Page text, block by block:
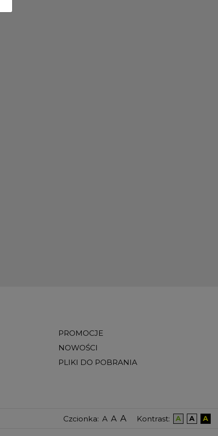
PROMOCJE
NOWOŚCI
PLIKI DO POBRANIA
Czcionka: A A A Kontrast: A A A